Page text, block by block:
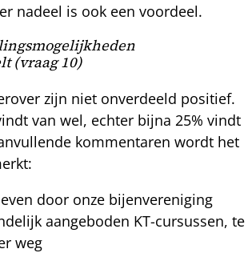
nadeel is ook een voordeel.
(vraag 10)
zijn niet onverdeeld positief.
van wel, echter bijna 25% vindt
kommentaren wordt het
door onze bijenvereniging
aangeboden KT-cursussen, te
weg